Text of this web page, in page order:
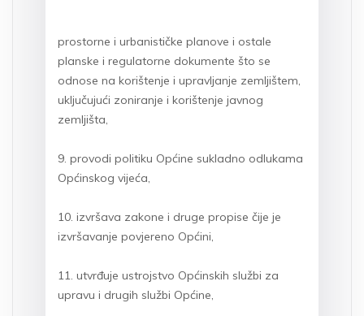
prostorne i urbanističke planove i ostale
planske i regulatorne dokumente što se
odnose na korištenje i upravljanje zemljištem,
uključujući zoniranje i korištenje javnog
zemljišta,
9. provodi politiku Općine sukladno odlukama
Općinskog vijeća,
10. izvršava zakone i druge propise čije je
izvršavanje povjereno Općini,
11. utvrđuje ustrojstvo Općinskih službi za
upravu i drugih službi Općine,